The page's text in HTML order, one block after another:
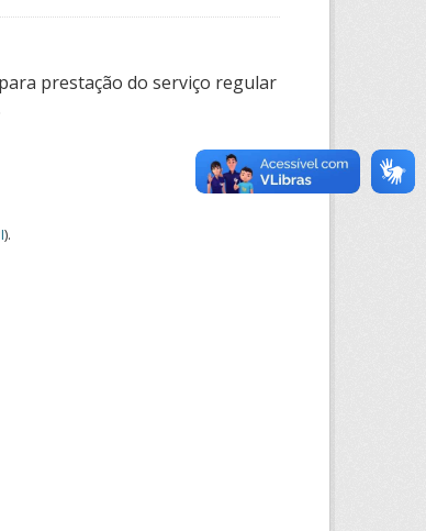
prestação do serviço regular
).